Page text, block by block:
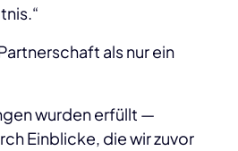
als nur ein
wurden erfüllt —
Einblicke, die wir zuvor